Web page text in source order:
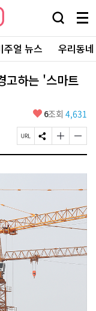
검
창
열
기
메
뉴
전
체
보
주얼 뉴스 우리동
고하는 '스마트
좋
요
6조회 4,631
페
이
U
L
사
S
N
공
하
글
자
기
게
경
하
기
글
자
기
게
경
하
기